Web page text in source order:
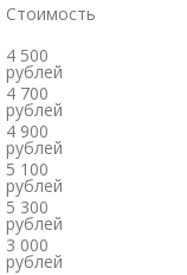
Стоимость
4 500
рублей
4 700
рублей
4 900
рублей
5 100
рублей
5 300
рублей
3 000
рублей